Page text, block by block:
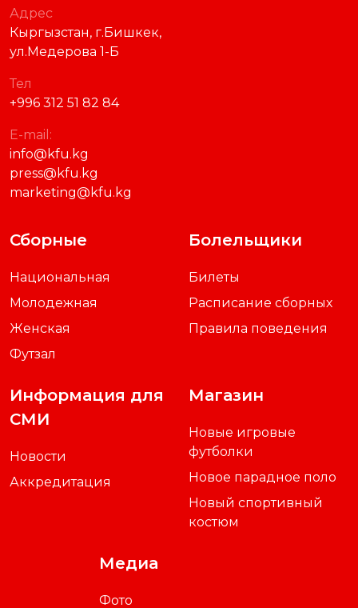
Адрес
Кыргызстан, г.Бишкек,
ул.Медерова 1-Б
Тел
+996 312 51 82 84
E-mail:
info@kfu.kg
press@kfu.kg
marketing@kfu.kg
Сборные
Национальная
Молодежная
Женская
Футзал
Болельщики
Билеты
Расписание сборных
Правила поведения
Информация для
СМИ
Новости
Аккредитация
Магазин
Новые игровые
футболки
Новое парадное поло
Новый спортивный
костюм
Медиа
Фото